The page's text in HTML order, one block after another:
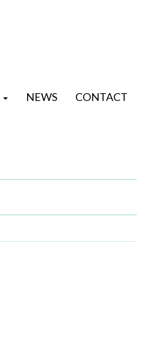
NEWS CONTACT